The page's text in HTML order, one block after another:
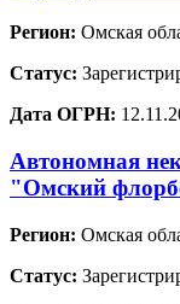
Регион: Омская
Статус:
Дата ОГРН:
Автономная
"Омский
Регион: Омская
Статус: